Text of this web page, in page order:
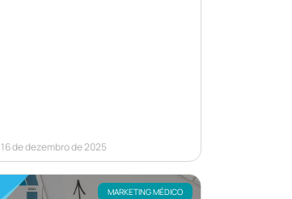
16 de dezembro de 2025
MARKETING MÉDICO